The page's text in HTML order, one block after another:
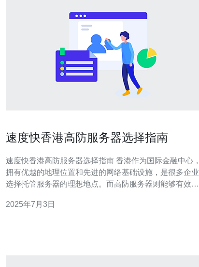
速度快香港高防服务器选择指南
速度快香港高防服务器选择指南 香港作为国际金融中心，
拥有优越的地理位置和先进的网络基础设施，是很多企业
选择托管服务器的理想地点。而高防服务器则能够有效抵
服务器时，有几个关键因素需要考虑： 带宽速度：确保服
2025年7月3日